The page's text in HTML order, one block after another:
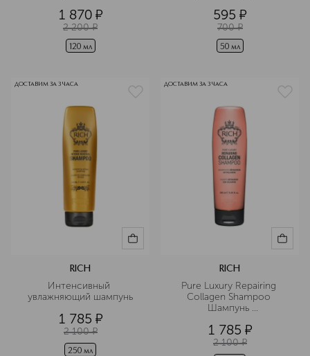
1 870 ¤
2 200 ¤
120 мл
595 ¤
700 ¤
50 мл
ДОСТАВИМ ЗА 3 ЧАСА
RICH
Интенсивный
увлажняющий шампунь
1 785 ¤
2 100 ¤
250 мл
ДОСТАВИМ ЗА 3 ЧАСА
RICH
Pure Luxury Repairing
Collagen Shampoo
Шампунь
коллагеновым уходом
1 785 ¤
2 100 ¤